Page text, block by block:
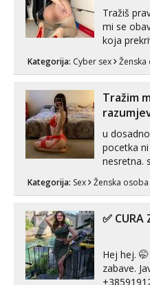
Tražiš
mi se
koja
vidio,
bolje da ni
vjeruj mi,
spremna
Kategorija: Cyber sex
Tražim
u
pocetka
nesretna.
volim
Kategorija: Sex Ženska
✅ CURA
Hej hej.
zabave.